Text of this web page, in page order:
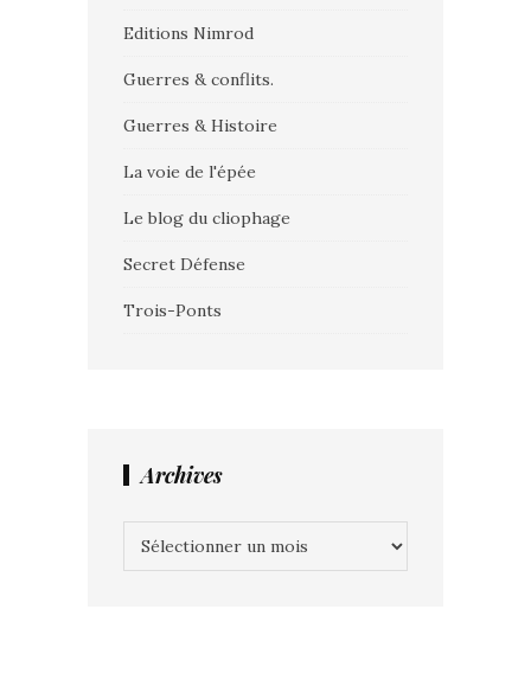
Editions Nimrod
Guerres & conflits.
Guerres & Histoire
La voie de l'épée
Le blog du cliophage
Secret Défense
Trois-Ponts
Archives